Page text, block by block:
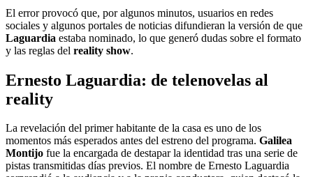
El error provocó que, por algunos minutos, usuarios en redes
sociales y algunos portales de noticias difundieran la versión de que
Laguardia estaba nominado, lo que generó dudas sobre el formato
y las reglas del reality show.
Ernesto Laguardia: de telenovelas al
reality
La revelación del primer habitante de la casa es uno de los
momentos más esperados antes del estreno del programa. Galilea
Montijo fue la encargada de destapar la identidad tras una serie de
pistas transmitidas días previos. El nombre de Ernesto Laguardia